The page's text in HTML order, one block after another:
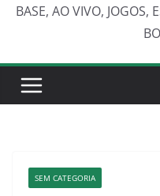
BASE, AO VIVO, JOGOS,
SEM CATEGORIA